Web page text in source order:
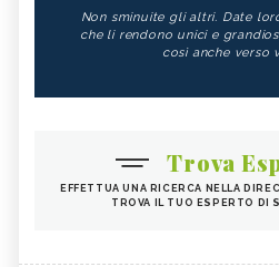
Non sminuite gli altri. Date
che li rendono unici e
così anche verso
Trova
EFFETTUA UNA RICERCA NELLA
TROVA IL TUO ESPERTO DI